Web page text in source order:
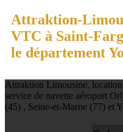
Attraktion-
VTC à Saint-
le département
Attraktion Limousine,
service de navette aéroport
(45) , Seine-et-Marne (77) et